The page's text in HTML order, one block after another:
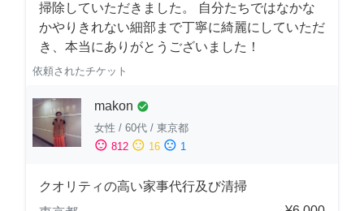
掃除していただきました。 自分たちではなかな
かやりきれない細部まで丁寧に綺麗にしていただ
き、本当にありがとうございました！
依頼されたチケット
makon check_circle
女性 / 60代 / 東京都
sentiment_satisfied 812 sentiment_neutral 16 sentiment_dissatisfied 1
クオリティの高い家事代行及び清掃